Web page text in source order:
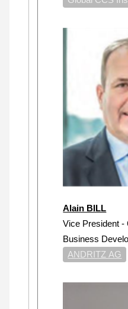
Alain BILL
Vice President -
Business
ANDRITZ AG